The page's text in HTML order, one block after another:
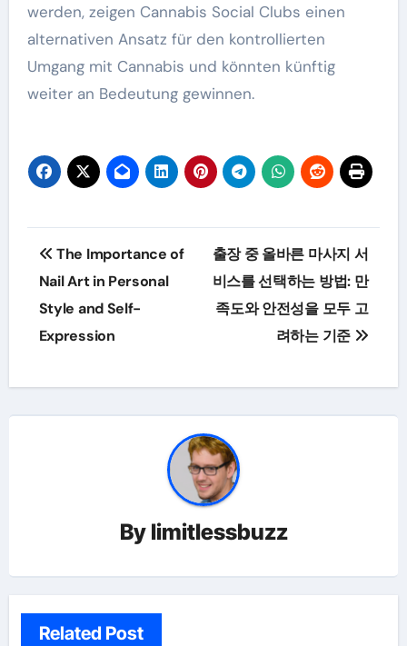
werden, zeigen Cannabis Social Clubs einen
alternativen Ansatz für den kontrollierten
Umgang mit Cannabis und könnten künftig
weiter an Bedeutung gewinnen.
Post
navigation
The Importance of
Nail Art in Personal
Style and Self-
Expression
출장 중 올바른 마사지 서
비스를 선택하는 방법: 만
족도와 안전성을 모두 고
려하는 기준
By limitlessbuzz
Related Post